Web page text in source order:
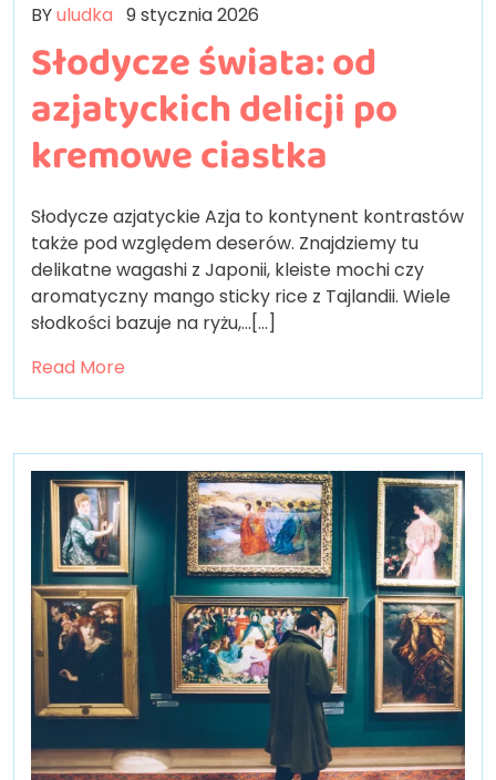
BYuludka 9 stycznia 2026
Słodycze świata: od
azjatyckich delicji po
kremowe ciastka
Słodycze azjatyckie Azja to kontynent kontrastów
także pod względem deserów. Znajdziemy tu
delikatne wagashi z Japonii, kleiste mochi czy
aromatyczny mango sticky rice z Tajlandii. Wiele
słodkości bazuje na ryżu,…[...]
Read More